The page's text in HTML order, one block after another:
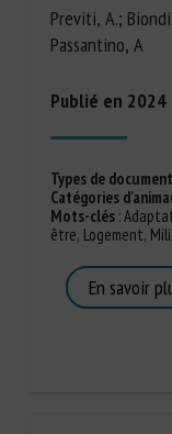
Previti, A.;
Passantino, A
Publié en 2024
Types de document
Catégories
Mots-clés:
être, Logement,
En savoir